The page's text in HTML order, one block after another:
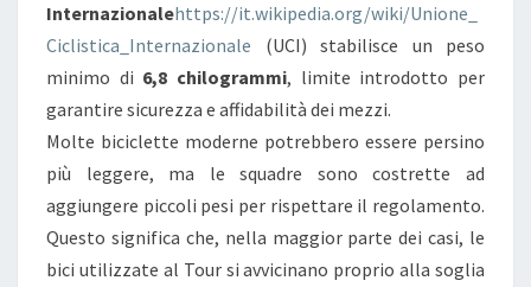
,
L
’
A
T
T
R
E
Z
Internazionalehttps://it.wikipedia.org/wiki/Unione_
Ciclistica_Internazionale (UCI) stabilisce un peso
minimo di 6,8 chilogrammi, limite introdotto per
garantire sicurezza e affidabilità dei mezzi.
Molte biciclette moderne potrebbero essere persino
più leggere, ma le squadre sono costrette ad
aggiungere piccoli pesi per rispettare il regolamento.
Questo significa che, nella maggior parte dei casi, le
bici utilizzate al Tour si avvicinano proprio alla soglia